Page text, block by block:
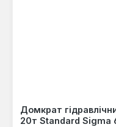
Домкрат
20т Standard Sigma